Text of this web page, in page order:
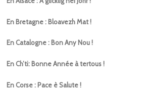
En Bretagne : Bloavezh Mat !
En Catalogne : Bon Any Nou !
En Ch’ti: Bonne Année à tertous !
En Corse : Pace è Salute !